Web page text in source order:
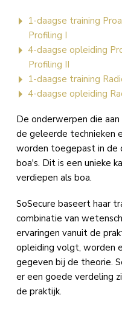
1-daagse training
Profiling I
4-daagse opleiding
Profiling II
1-daagse training
4-daagse opleiding
De onderwerpen die
de geleerde technieken
worden toegepast in de
boa's. Dit is een unieke
verdiepen als boa.
SoSecure baseert haar
combinatie van
ervaringen vanuit de
opleiding volgt, worden
gegeven bij de theorie.
er een goede verdeling
de praktijk.